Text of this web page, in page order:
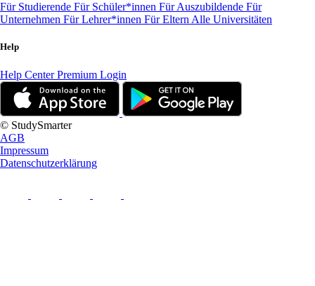
Für Studierende Für Schüler*innen Für Auszubildende Für
Unternehmen Für Lehrer*innen Für Eltern Alle Universitäten
Help
Help CenterPremium Login
© StudySmarter
AGB
Impressum
Datenschutzerklärung